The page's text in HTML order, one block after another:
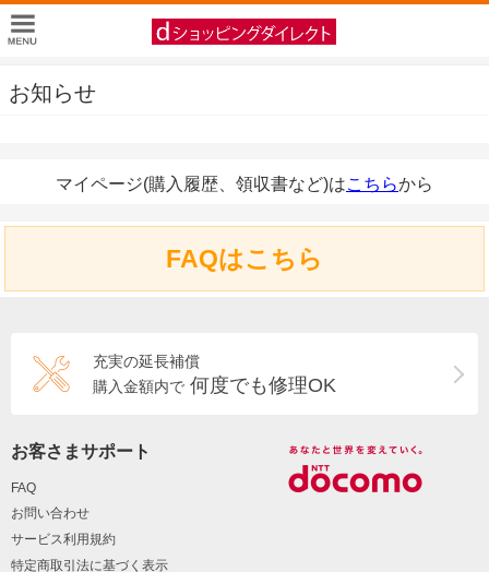
お知らせ
マイページ(購入履歴、領収書など)はこちらから
FAQはこちら
充実の延長補償
購入金額内で 何度でも修理OK
お客さまサポート
FAQ
お問い合わせ
サービス利用規約
特定商取引法に基づく表示